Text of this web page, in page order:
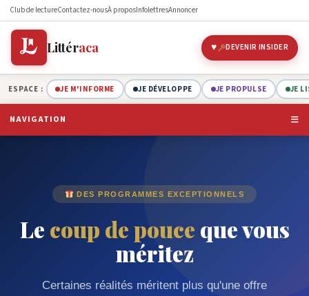
Club de lectureContactez-nousÀ proposInfolettresAnnoncer
Littéraca DEVENIR INSIDER
ESPACE : JE M'INFORME JE DÉVELOPPE JE PROPULSE JE
NAVIGATION
DES PROGRAMMES EXCEPTIONNELS
Le coup de pouce que vous
méritez
Certaines réalités méritent plus qu'une offre